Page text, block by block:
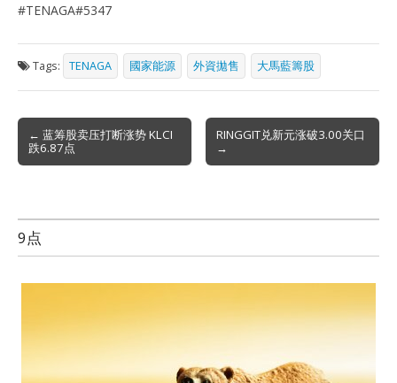
#TENAGA#5347
Tags: TENAGA 國家能源 外資拋售 大馬藍籌股
Post
navigation
← 蓝筹股卖压打断涨势 KLCI
跌6.87点
RINGGIT兑新元涨破3.00关口
→
9点